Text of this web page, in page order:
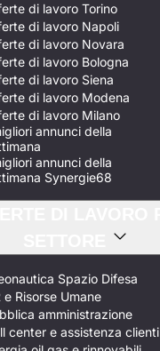
di lavoro Torino
di lavoro Napoli
di lavoro Novara
di lavoro Bologna
di lavoro Siena
di lavoro Modena
di lavoro Milano
annunci della
annunci della
Synergie68
Spazio Difesa
e Risorse Umane
amministrazione
center e assistenza clienti